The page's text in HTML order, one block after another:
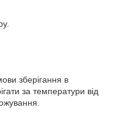
зберігання в
за температури від